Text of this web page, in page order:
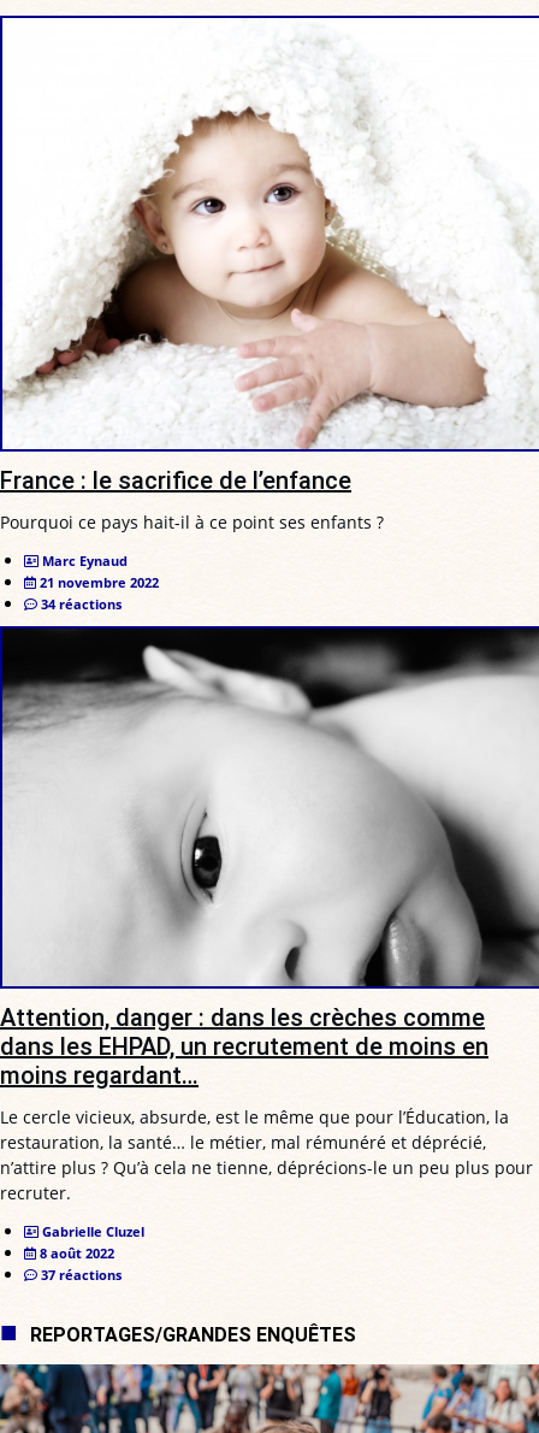
France : le sacrifice de l’enfance
Pourquoi ce pays hait-il à ce point ses enfants ?
Marc Eynaud
21 novembre 2022
34 réactions
Attention, danger : dans les crèches comme
dans les EHPAD, un recrutement de moins en
moins regardant…
Le cercle vicieux, absurde, est le même que pour l’Éducation, la
restauration, la santé… le métier, mal rémunéré et déprécié,
n’attire plus ? Qu’à cela ne tienne, déprécions-le un peu plus pour
recruter.
Gabrielle Cluzel
8 août 2022
37 réactions
REPORTAGES/GRANDES ENQUÊTES